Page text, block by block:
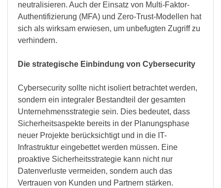
neutralisieren. Auch der Einsatz von Multi-Faktor-
Authentifizierung (MFA) und Zero-Trust-Modellen hat
sich als wirksam erwiesen, um unbefugten Zugriff zu
verhindern.
Die strategische Einbindung von Cybersecurity
Cybersecurity sollte nicht isoliert betrachtet werden,
sondern ein integraler Bestandteil der gesamten
Unternehmensstrategie sein. Dies bedeutet, dass
Sicherheitsaspekte bereits in der Planungsphase
neuer Projekte berücksichtigt und in die IT-
Infrastruktur eingebettet werden müssen. Eine
proaktive Sicherheitsstrategie kann nicht nur
Datenverluste vermeiden, sondern auch das
Vertrauen von Kunden und Partnern stärken.